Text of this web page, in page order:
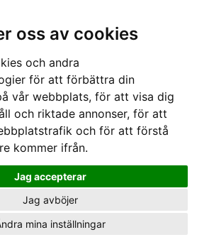
oss av cookies
och andra
för att förbättra din
vår webbplats, för att visa dig
och riktade annonser, för att
och för att förstå
kommer ifrån.
Jag accepterar
Jag avböjer
mina inställningar
› Rep Control, 12,5mm, orange 35m,